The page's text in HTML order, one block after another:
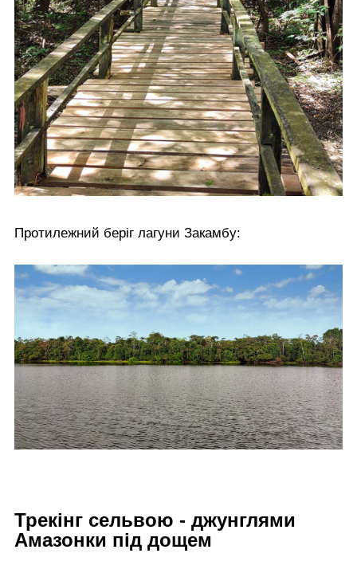
Протилежний беріг лагуни Закамбу:
Трекінг сельвою - джунглями
Амазонки під дощем